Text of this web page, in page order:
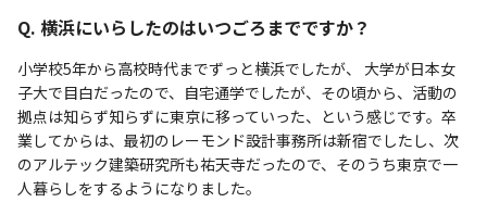
Q. 横浜にいらしたのはいつごろまでですか？
小学校5年から高校時代までずっと横浜でしたが、 大学が日本女
子大で目白だったので、自宅通学でしたが、その頃から、活動の
拠点は知らず知らずに東京に移っていった、という感じです。卒
業してからは、最初のレーモンド設計事務所は新宿でしたし、次
のアルテック建築研究所も祐天寺だったので、そのうち東京で一
人暮らしをするようになりました。